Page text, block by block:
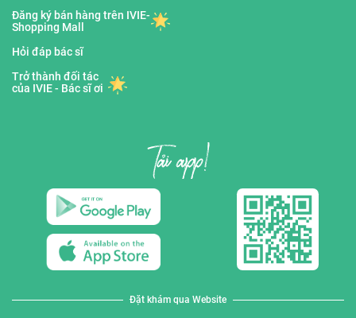
Đăng ký bán hàng trên IVIE-
Shopping Mall
Hỏi đáp bác sĩ
Trở thành đối tác
của IVIE - Bác sĩ ơi
Đặt khám qua Website